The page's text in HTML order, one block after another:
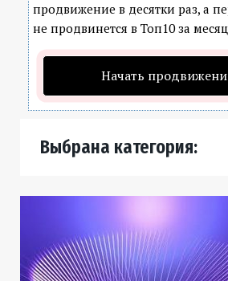
продвижение в десятки раз, а
не продвинется в Топ10 за
Начать
Выбрана категория: